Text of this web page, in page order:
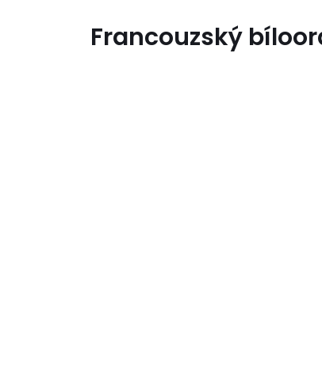
Francouzský